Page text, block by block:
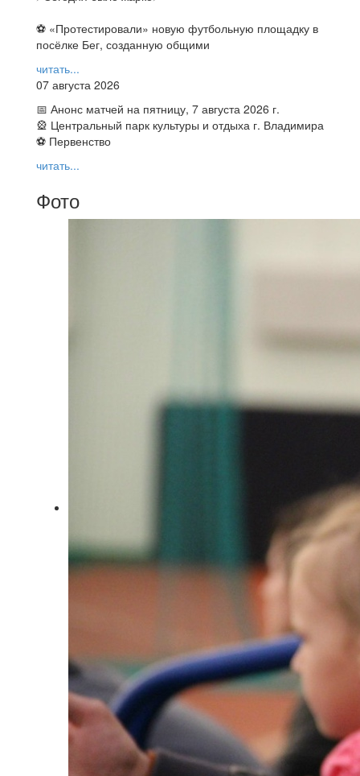
⚽ ️«Протестировали» новую футбольную площадку в
посёлке Бег, созданную общими
читать...
07 августа 2026
📅 Анонс матчей на пятницу, 7 августа 2026 г.
🎡 Центральный парк культуры и отдыха г. Владимира
⚽ Первенство
читать...
Фото